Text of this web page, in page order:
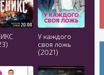
У каждого
своя ложь
(2021)